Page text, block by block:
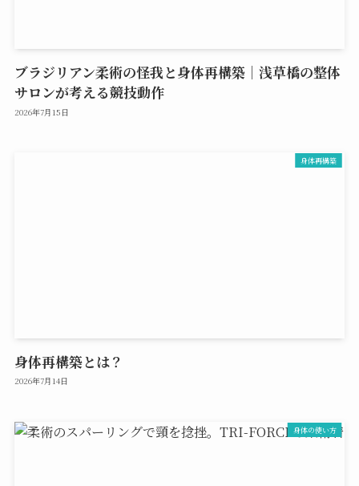
ブラジリアン柔術の怪我と身体再構築｜浅草橋の整体
サロンが考える競技動作
2026年7月15日
身体再構築
身体再構築とは？
2026年7月14日
身体の使い方